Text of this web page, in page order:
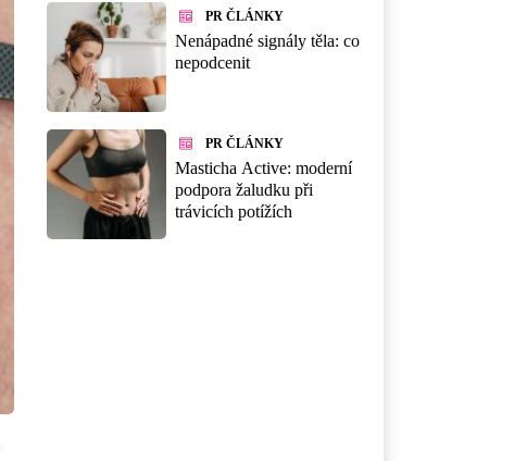
PR ČLÁNKY
Nenápadné signály těla: co
nepodcenit
PR ČLÁNKY
Masticha Active: moderní
podpora žaludku při
trávicích potížích